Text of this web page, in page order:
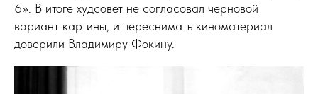
6». В итоге худсовет не согласовал черновой
вариант картины, и переснимать киноматериал
доверили Владимиру Фокину.